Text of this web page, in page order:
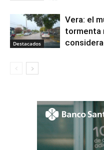
Destacados
Vera: el
tormenta